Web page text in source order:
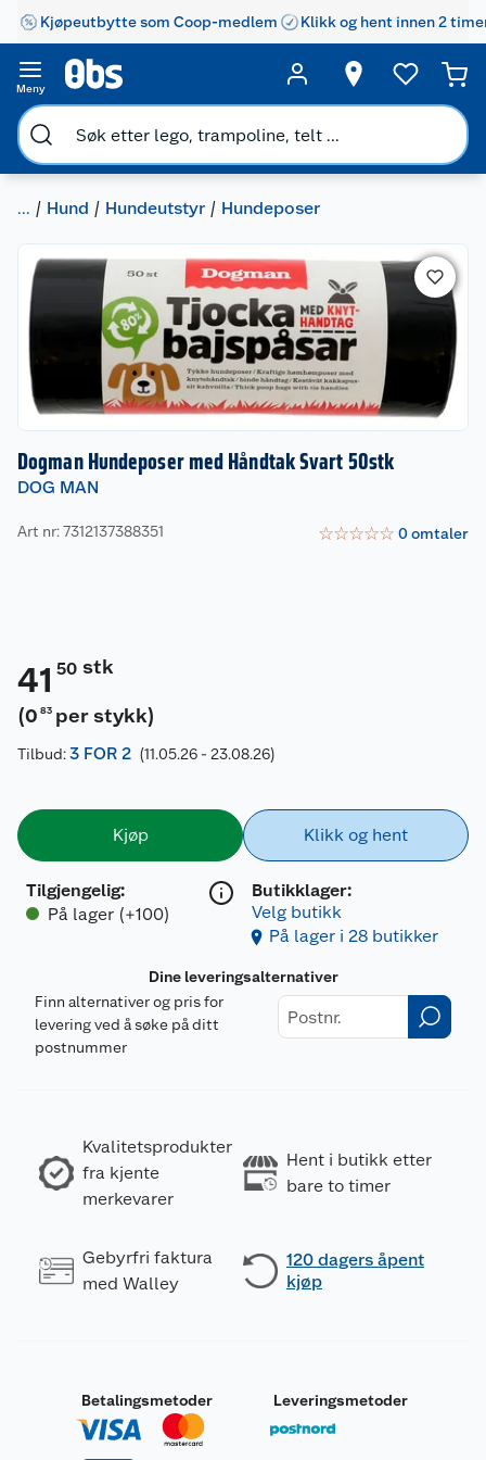
Kjøpeutbytte som Coop-medlem Klikk og hent innen 2
Meny
... Hund Hundeutstyr Hundeposer
Dogman Hundeposer med Håndtak Svart 50stk
DOG MAN
Art nr: 7312137388351 ☆☆☆☆☆ 0omtaler
41 50 stk
(0 83 per stykk)
Tilbud:3 FOR 2 (11.05.26 - 23.08.26)
Kjøp
Tilgjengelig:
På lager (+100)
Klikk og hent
Butikklager:
Velg butikk
På lager i 28 butikker
Dine leveringsalternativer
Finn alternativer og pris for
levering ved å søke på ditt
postnummer
Kvalitetsprodukter
fra kjente
merkevarer
Hent i butikk etter
bare to timer
Gebyrfri faktura
med Walley
120 dagers åpent
kjøp
Betalingsmetoder Leveringsmetoder